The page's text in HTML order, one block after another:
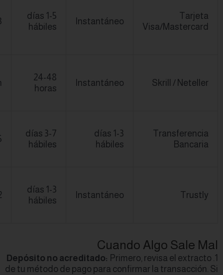
hábiles
debe
coincidir
con el de la
24-48
horas
Hasta 24h
más rápido
para
3-7 días
hábiles
conllevar
comisiones
hábiles
países
nórdicos y
Depósito no
de tu método de